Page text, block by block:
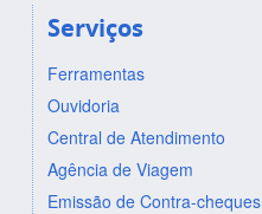
Serviços
Ferramentas
Ouvidoria
Central de Atendimento
Agência de Viagem
Emissão de Contra-cheques